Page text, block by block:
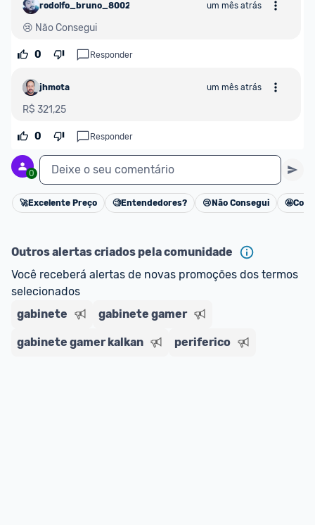
rodolfo_bruno_800228 um mês atrás
😢 Não Consegui
0 Responder
jhmota um mês atrás
R$ 321,25
0 Responder
0 Deixe o seu comentário
Cancelar
🚀Excelente Preço 🧐Entendedores? 😢 Não Consegui 🤩
Outros alertas criados pela comunidade
Você receberá alertas de novas promoções dos termos
selecionados
gabinete
gabinete gamer
gabinete gamer kalkan periferico